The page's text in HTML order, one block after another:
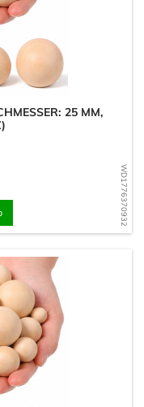
WD1776370932
25 MM,